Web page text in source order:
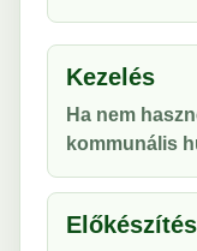
Kezelés
Ha nem
kommunális
Előkészítés